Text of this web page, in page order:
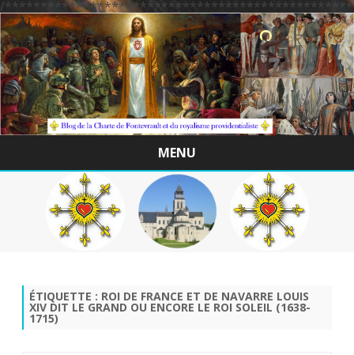
/
MENU
Skip
to
content
ÉTIQUETTE : ROI DE FRANCE ET DE NAVARRE LOUIS
XIV DIT LE GRAND OU ENCORE LE ROI SOLEIL (1638-
1715)